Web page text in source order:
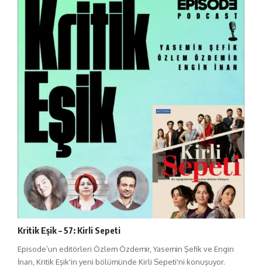
Kritik Eşik – 57: Kirli Sepeti
Episode’un editörleri Özlem Özdemir, Yasemin Şefik ve Engin
İnan, Kritik Eşik'in yeni bölümünde Kirli Sepeti'ni konuşuyor.